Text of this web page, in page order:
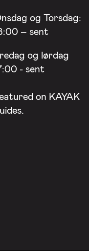
og Torsdag:
– sent
og lørdag
- sent
on KAYAK